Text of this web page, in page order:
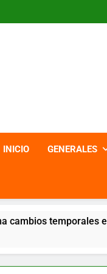
INICIO GENERALES
canales de atención